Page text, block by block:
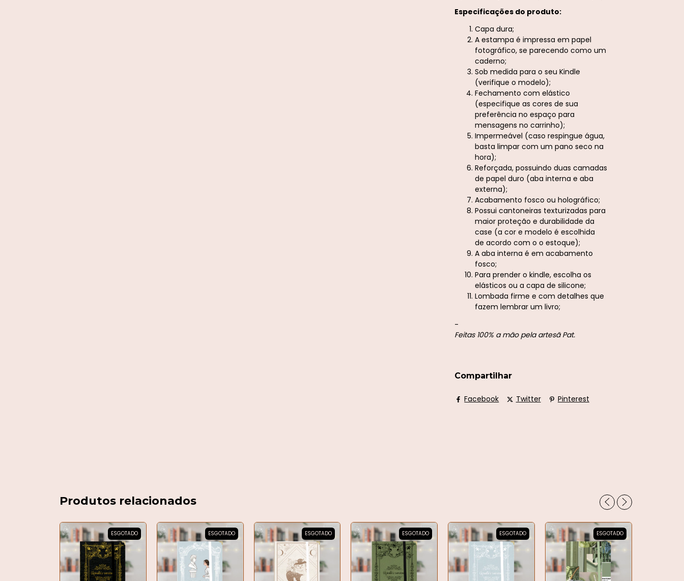
Especificações do produto:
Capa dura;
A estampa é impressa em papel
fotográfico, se parecendo como um
caderno;
Sob medida para o seu Kindle
(verifique o modelo);
Fechamento com elástico
(especifique as cores de sua
preferência no espaço para
mensagens no carrinho);
Impermeável (caso respingue água,
basta limpar com um pano seco na
hora);
Reforçada, possuindo duas camadas
de papel duro (aba interna e aba
externa);
Acabamento fosco ou holográfico;
Possui cantoneiras texturizadas para
maior proteção e durabilidade da
case (a cor e modelo é escolhida
de acordo com o o estoque);
A aba interna é em acabamento
fosco;
Para prender o kindle, escolha os
elásticos ou a capa de silicone;
Lombada firme e com detalhes que
fazem lembrar um livro;
-
Feitas 100% a mão pela artesã Pat.
Compartilhar
Facebook Twitter Pinterest
Produtos relacionados
ESGOTADO ESGOTADO ESGOTADO ESGOTADO ESGOTADO ESGOTADO